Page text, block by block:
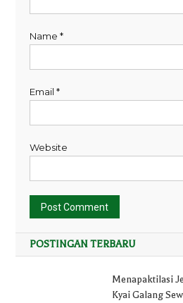
Name*
Email*
Website
POSTINGAN TERBARU
Menapaktilasi
Kyai Galang